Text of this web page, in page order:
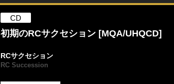
CD
初期のRCサクセション [MQA/UHQCD]
RCサクセション
RC Succession